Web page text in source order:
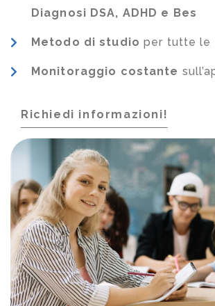
Diagnosi DSA, ADHD e Bes
Metodo di studio per tutte le
Monitoraggio costante
Richiedi informazioni!